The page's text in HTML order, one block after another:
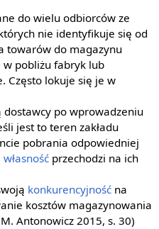
do wielu odbiorców ze
nie identyfikuje się od
towarów do magazynu
w pobliżu fabryk lub
Często lokuje się je w
dostawcy po wprowadzeniu
jest to teren zakładu
pobrania odpowiedniej
własność przechodzi na ich
konkurencyjność na
kosztów magazynowania
Antonowicz 2015, s. 30)